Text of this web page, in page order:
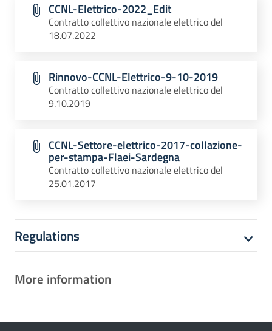
CCNL-Elettrico-2022_Edit
Contratto collettivo nazionale elettrico del
18.07.2022
Rinnovo-CCNL-Elettrico-9-10-2019
Contratto collettivo nazionale elettrico del
9.10.2019
CCNL-Settore-elettrico-2017-collazione-
per-stampa-Flaei-Sardegna
Contratto collettivo nazionale elettrico del
25.01.2017
Regulations
More information